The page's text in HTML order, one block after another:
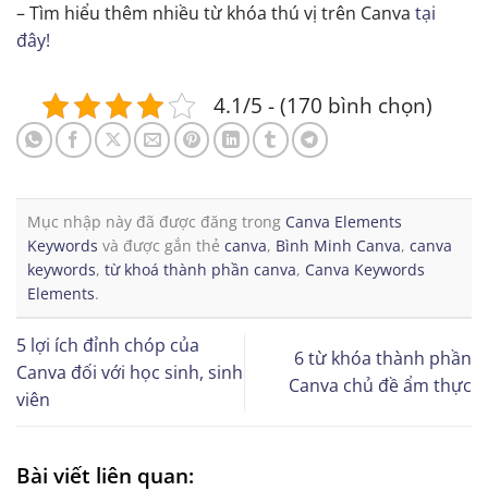
– Tìm hiểu thêm nhiều từ khóa thú vị trên Canva tại
đây!
4.1/5 - (170 bình chọn)
Mục nhập này đã được đăng trong Canva Elements
Keywords và được gắn thẻ canva, Bình Minh Canva, canva
keywords, từ khoá thành phần canva, Canva Keywords
Elements.
5 lợi ích đỉnh chóp của
Canva đối với học sinh, sinh
viên
6 từ khóa thành phần
Canva chủ đề ẩm thực
Bài viết liên quan: